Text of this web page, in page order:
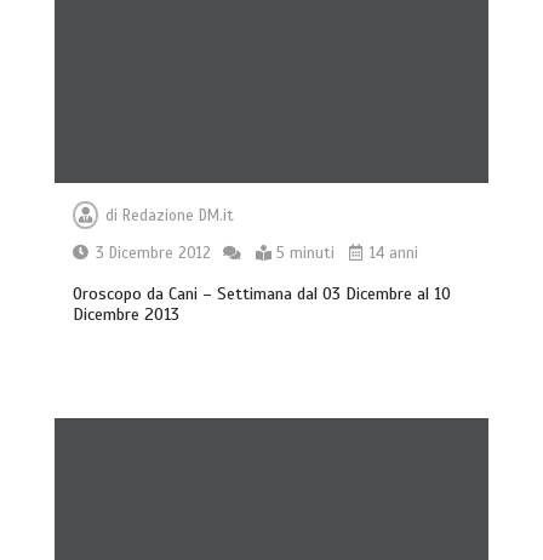
di Redazione DM.it
3 Dicembre 2012
5 minuti 14 anni
Oroscopo da Cani – Settimana dal 03 Dicembre al 10
Dicembre 2013